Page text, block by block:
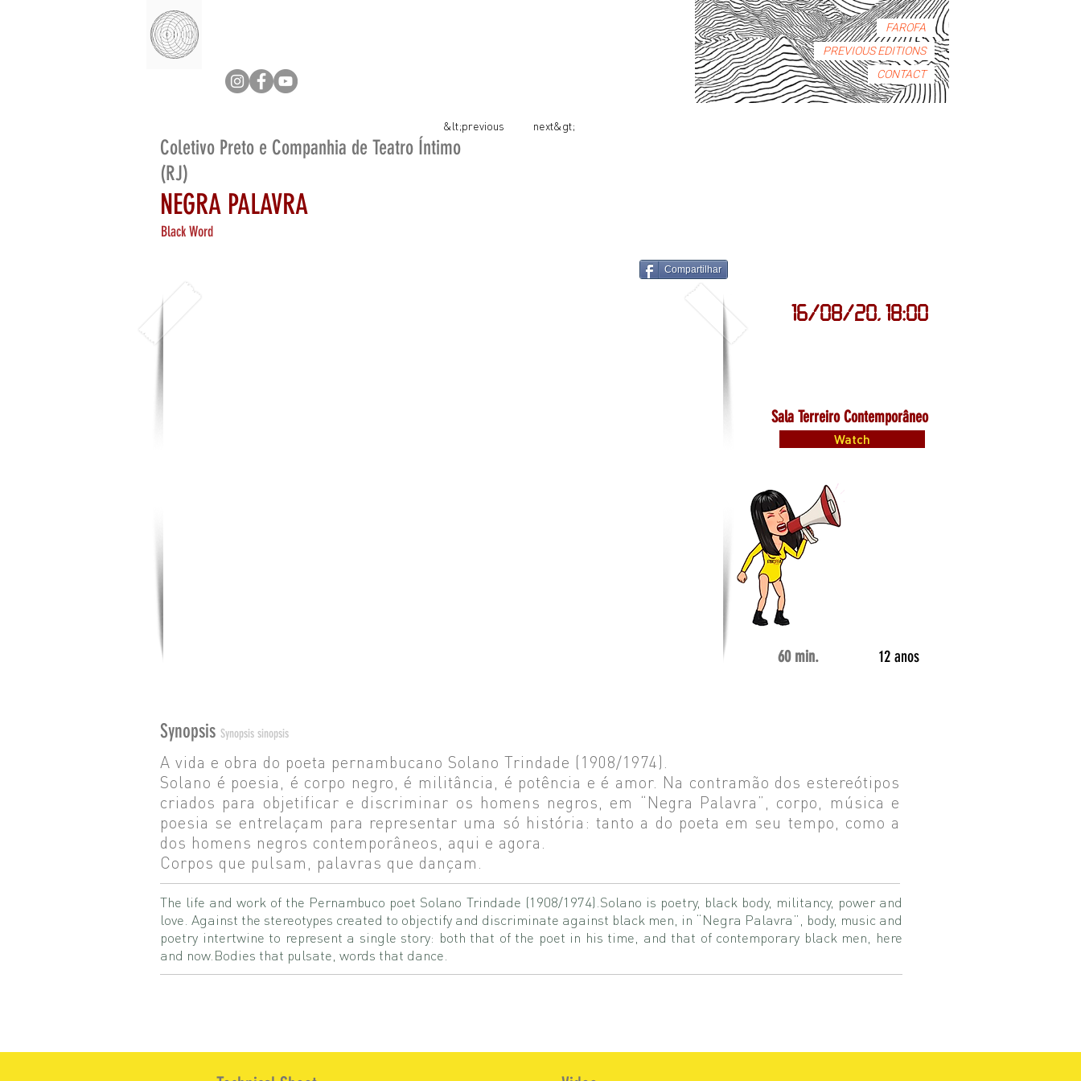
FAROFA
PREVIOUS EDITIONS
CONTACT
&lt;previous next&gt;
Coletivo Preto e Companhia de Teatro Íntimo
(RJ)
NEGRA PALAVRA
Black Word
Compartilhar
16/08/20, 18:00
60 min. 12 anos
Sala Terreiro Contemporâneo
Watch
Synopsis Synopsis sinopsis
A vida e obra do poeta pernambucano Solano Trindade (1908/1974).
Solano é poesia, é corpo negro, é militância, é potência e é amor. Na contramão dos estereótipos
criados para objetificar e discriminar os homens negros, em “Negra Palavra”, corpo, música e
poesia se entrelaçam para representar uma só história: tanto a do poeta em seu tempo, como a
dos homens negros contemporâneos, aqui e agora.
Corpos que pulsam, palavras que dançam.
The life and work of the Pernambuco poet Solano Trindade (1908/1974).Solano is poetry, black body, militancy, power and
love. Against the stereotypes created to objectify and discriminate against black men, in “Negra Palavra”, body, music and
poetry intertwine to represent a single story: both that of the poet in his time, and that of contemporary black men, here
and now.Bodies that pulsate, words that dance.